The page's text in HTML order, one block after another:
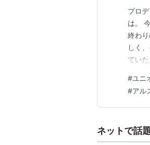
プロ
は。
終わ
しく
てい
ーヌ
た！
#ユニ
#アル
ネットで話